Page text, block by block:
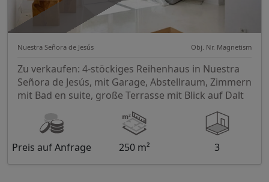
Nuestra Señora de Jesús Obj. Nr. Magnetism
Zu verkaufen: 4-stöckiges Reihenhaus in Nuestra
Señora de Jesús, mit Garage, Abstellraum, Zimmern
mit Bad en suite, große Terrasse mit Blick auf Dalt
Preis auf Anfrage 250 m² 3